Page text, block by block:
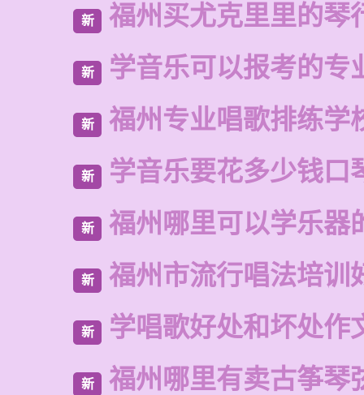
新 福州买尤克里里的琴
新 学音乐可以报考的专
新 福州专业唱歌排练学
新 学音乐要花多少钱口
新 福州哪里可以学乐器
新 福州市流行唱法培训
新 学唱歌好处和坏处作
新 福州哪里有卖古筝琴